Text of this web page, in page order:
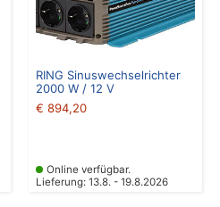
RING Sinuswechselrichter
2000 W / 12 V
€ 894,20
Online verfügbar.
Lieferung: 13.8. - 19.8.2026